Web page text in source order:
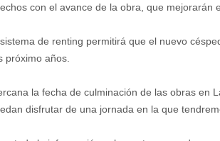
con el avance de la obra, que mejorarán
de renting permitirá que el nuevo
próximo años.
la fecha de culminación de las obras
disfrutar de una jornada en la que